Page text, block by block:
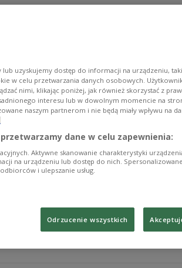
się premiera Mickiewiczowskich
spektakl aż w takim stopniu wpłynie
o nim głośno.
temat:
"samo słowo
1966 roku profesor Leszek
komunistycznych z ostatniego
twórczości częściową cenzurą.
Adam Michnik studenci
uzyskujemy dostęp do informacji na urządzeniu,
w celu przetwarzania danych osobowych.
nimi, klikając poniżej, jak również skorzystać z
interesu lub w dowolnym momencie na
naszym partnerom i nie będą miały wpływu na
dane w celu zapewnienia:
Aktywne skanowanie charakterystyki
na urządzeniu lub dostęp do nich.
i ulepszanie usług.
Odrzucenie wszystkich